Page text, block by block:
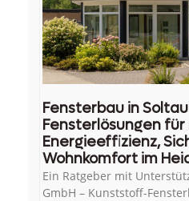
Fensterbau in
Fensterlösungen für
Energieeffizienz,
Wohnkomfort im
Ein Ratgeber mit
GmbH – Kunststoff-